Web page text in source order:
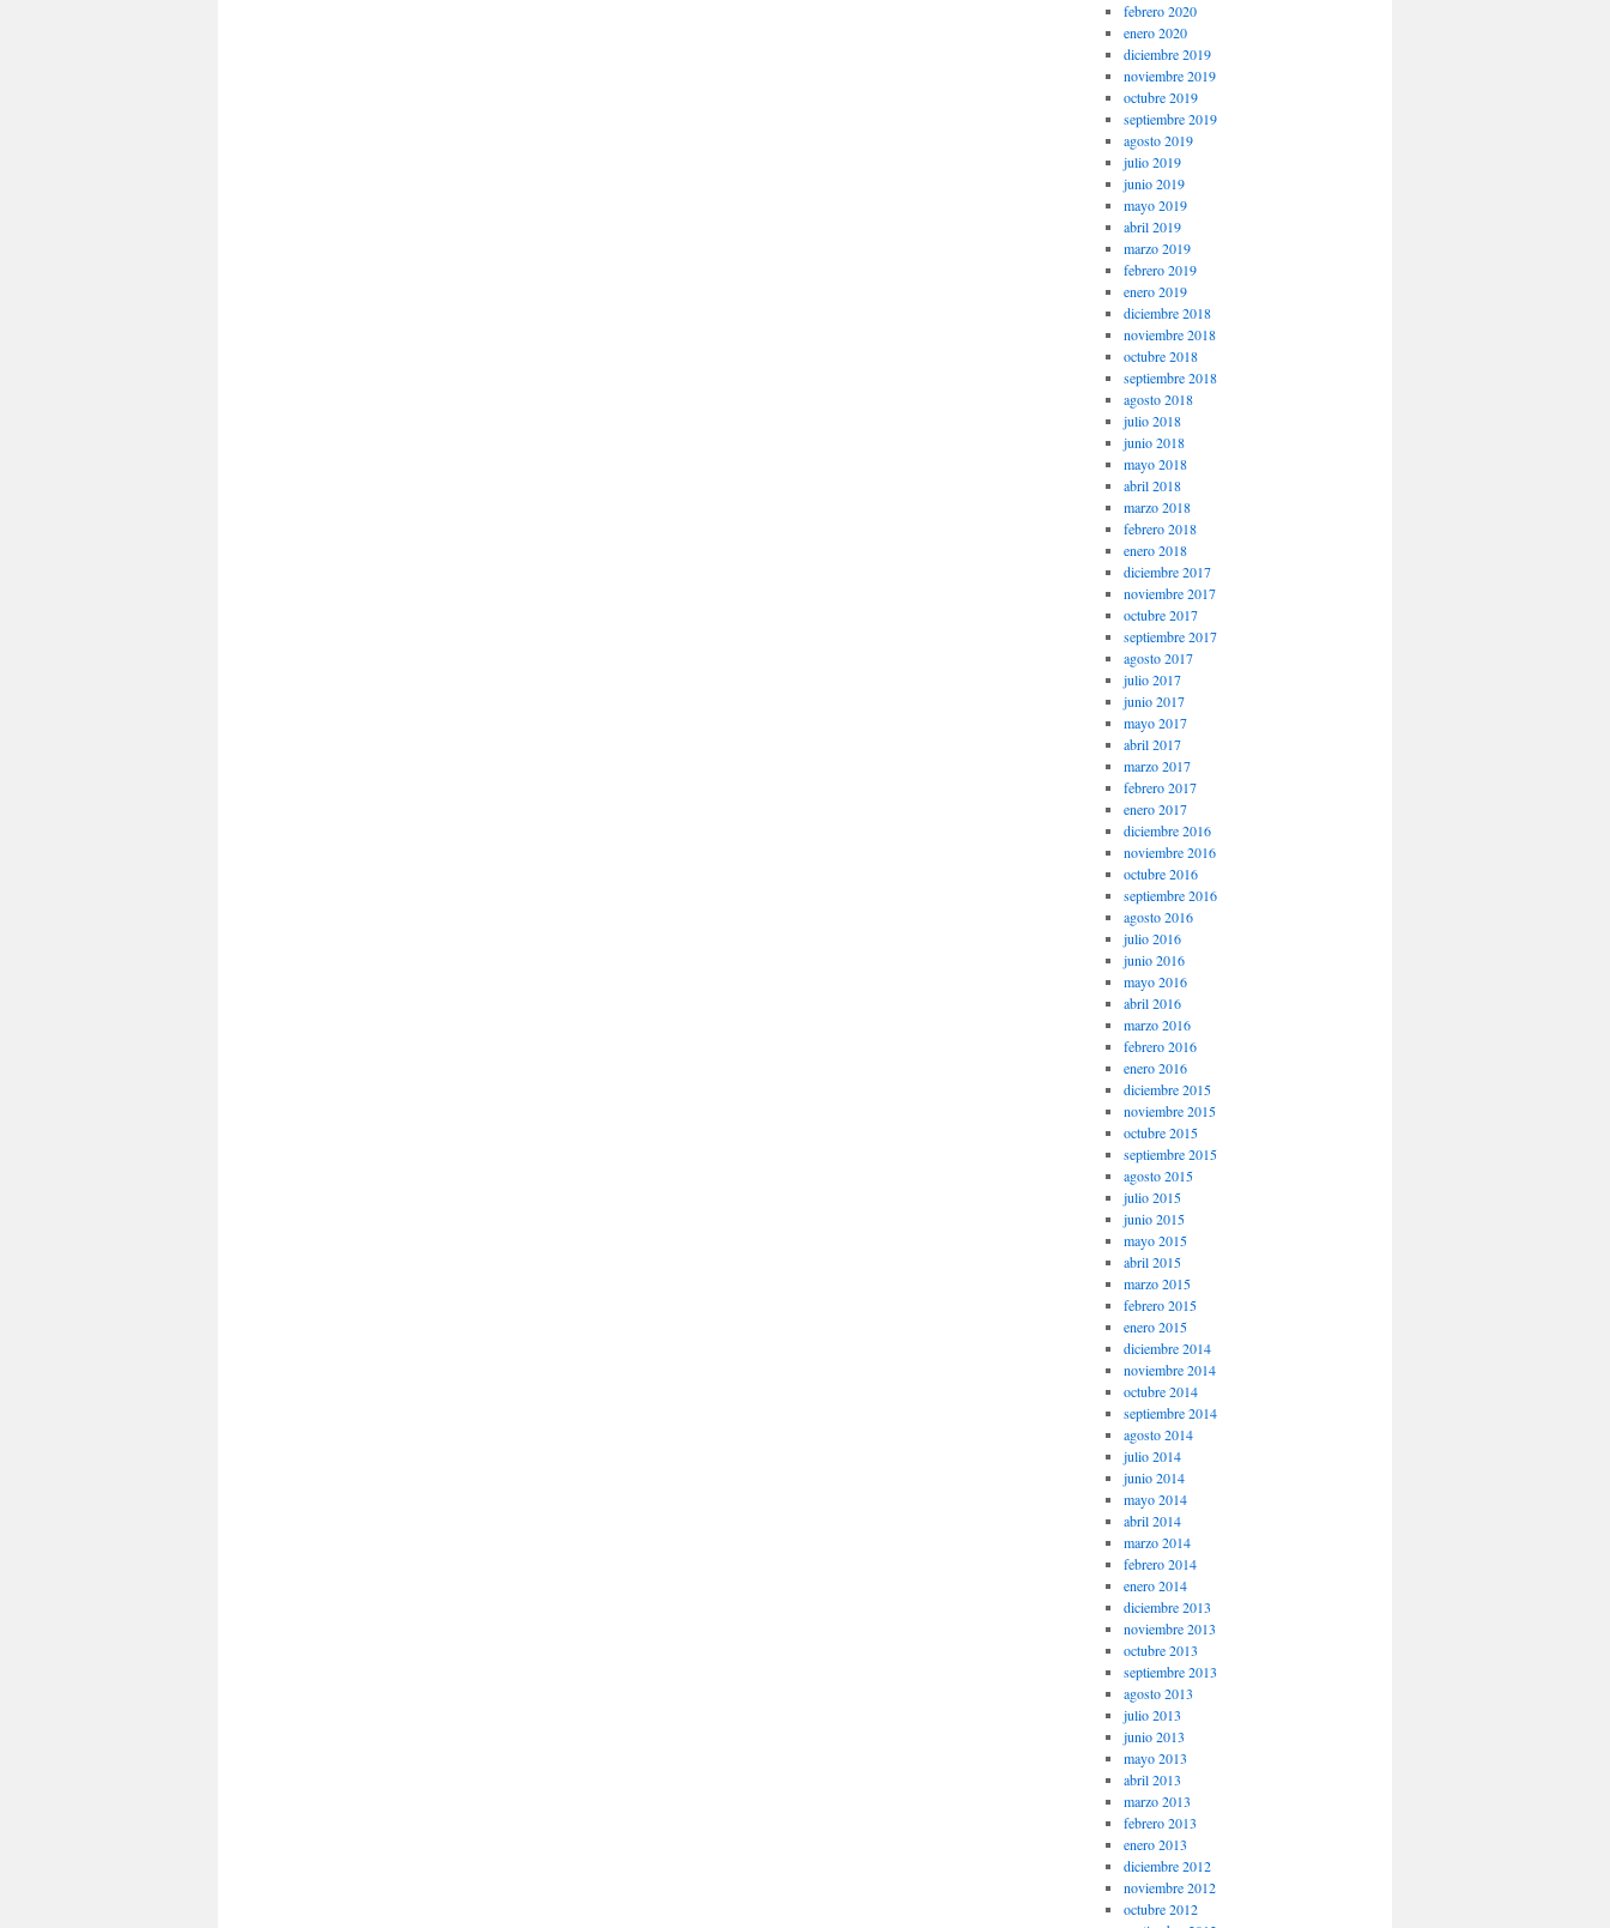
febrero 2020
enero 2020
diciembre 2019
noviembre 2019
octubre 2019
septiembre 2019
agosto 2019
julio 2019
junio 2019
mayo 2019
abril 2019
marzo 2019
febrero 2019
enero 2019
diciembre 2018
noviembre 2018
octubre 2018
septiembre 2018
agosto 2018
julio 2018
junio 2018
mayo 2018
abril 2018
marzo 2018
febrero 2018
enero 2018
diciembre 2017
noviembre 2017
octubre 2017
septiembre 2017
agosto 2017
julio 2017
junio 2017
mayo 2017
abril 2017
marzo 2017
febrero 2017
enero 2017
diciembre 2016
noviembre 2016
octubre 2016
septiembre 2016
agosto 2016
julio 2016
junio 2016
mayo 2016
abril 2016
marzo 2016
febrero 2016
enero 2016
diciembre 2015
noviembre 2015
octubre 2015
septiembre 2015
agosto 2015
julio 2015
junio 2015
mayo 2015
abril 2015
marzo 2015
febrero 2015
enero 2015
diciembre 2014
noviembre 2014
octubre 2014
septiembre 2014
agosto 2014
julio 2014
junio 2014
mayo 2014
abril 2014
marzo 2014
febrero 2014
enero 2014
diciembre 2013
noviembre 2013
octubre 2013
septiembre 2013
agosto 2013
julio 2013
junio 2013
mayo 2013
abril 2013
marzo 2013
febrero 2013
enero 2013
diciembre 2012
noviembre 2012
octubre 2012